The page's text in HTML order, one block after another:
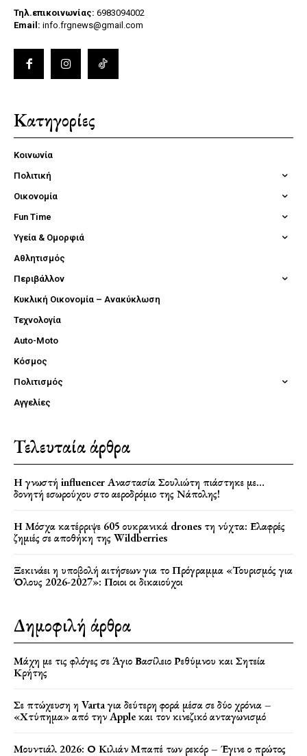
Τηλ.επικοινωνίας: 6983094002
Email: info.frgnews@gmail.com
Κατηγορίες
Κοινωνία
Πολιτική
Οικονομία
Fun Time
Υγεία & Ομορφιά
Αθλητισμός
Περιβάλλον
Κυκλική Οικονομία – Ανακύκλωση
Τεχνολογία
Auto-Moto
Κόσμος
Πολιτισμός
Αγγελίες
Τελευταία άρθρα
Η γνωστή influencer Αναστασία Σουλιώτη πιάστηκε με…
δονητή εσωρούχου στο αεροδρόμιο της Νάπολης!
Η Μόσχα κατέρριψε 605 ουκρανικά drones τη νύχτα: Ελαφρές
ζημιές σε αποθήκη της Wildberries
Ξεκινάει η υποβολή αιτήσεων για το Πρόγραμμα «Τουρισμός για
Όλους 2026-2027»: Ποιοι οι δικαιούχοι
Δημοφιλή άρθρα
Μάχη με τις φλόγες σε Άγιο Βασίλειο Ρεθύμνου και Σητεία
Κρήτης
Σε πτώχευση η Varta για δεύτερη φορά μέσα σε δύο χρόνια –
«Χτύπημα» από την Apple και τον κινεζικό ανταγωνισμό
Μουντιάλ 2026: Ο Κιλιάν Μπαπέ των ρεκόρ – Έγινε ο πρώτος